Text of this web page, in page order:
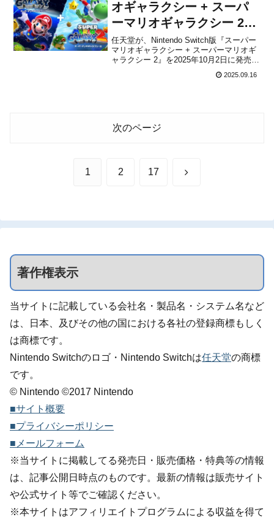
オギャラクシー + スーパ
ーマリオギャラクシー 2』
が発売決定！予約開始
任天堂が、Nintendo Switch版『スーパー
マリオギャラクシー + スーパーマリオギ
ャラクシー 2』を2025年10月2日に発売す
に発売された『スーパーマリオギャラク
2025.09.16
次のページ
1 2 17 次
著作権表示
当サイトに記載している会社名・製品名・システム名など
は、日本、及びその他の国における各社の登録商標もしく
は商標です。
Nintendo Switchのロゴ・Nintendo Switchは任天堂の商標
です。
© Nintendo ©2017 Nintendo
■サイト概要
■プライバシーポリシー
■メールフォーム
※当サイトに掲載してる発売日・販売価格・特典等の情報
は、記事公開日時点のものです。最新の情報は販売サイト
や公式サイト等でご確認ください。
※本サイトはアフィリエイトプログラムによる収益を得て